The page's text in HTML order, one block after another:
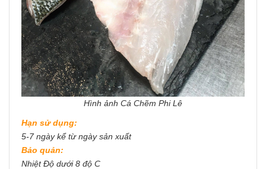
Hình ảnh Cá Chẽm Phi Lê
Hạn sử dụng:
5-7 ngày kể từ ngày sản xuất
Bảo quản:
Nhiệt Độ dưới 8 độ C